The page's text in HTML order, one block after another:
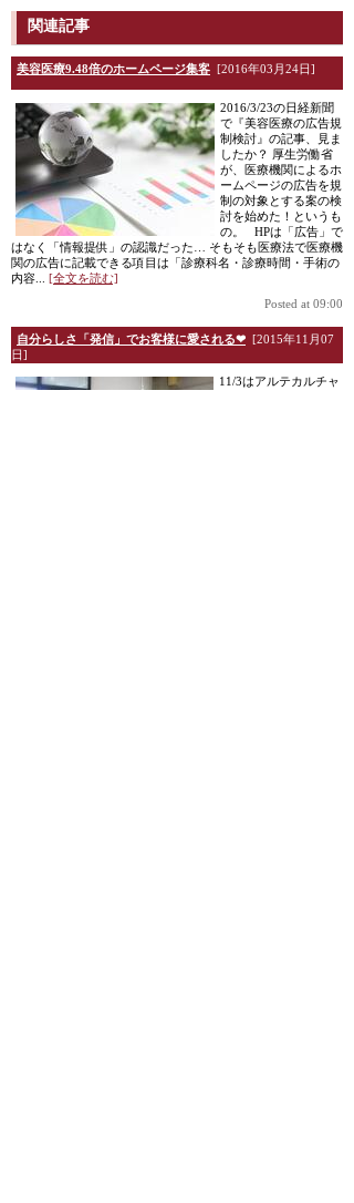
関連記事
美容医療9.48倍のホームページ集客 [2016年03月24日]
2016/3/23の日経新聞
で『美容医療の広告規
制検討』の記事、見ま
したか？ 厚生労働省
が、医療機関によるホ
ームページの広告を規
制の対象とする案の検
討を始めた！というも
の。 HPは「広告」で
はなく「情報提供」の認識だった… そもそも医療法で医療機
関の広告に記載できる項目は「診療科名・診療時間・手術の
内容...
[全文を読む]
Posted at 09:00
自分らしさ「発信」でお客様に愛される❤
[2015年11月07
日]
11/3はアルテカルチャ